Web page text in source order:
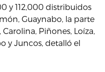
y 112,000 distribuidos
Guaynabo, la parte
Piñones, Loíza,
y Juncos, detalló el